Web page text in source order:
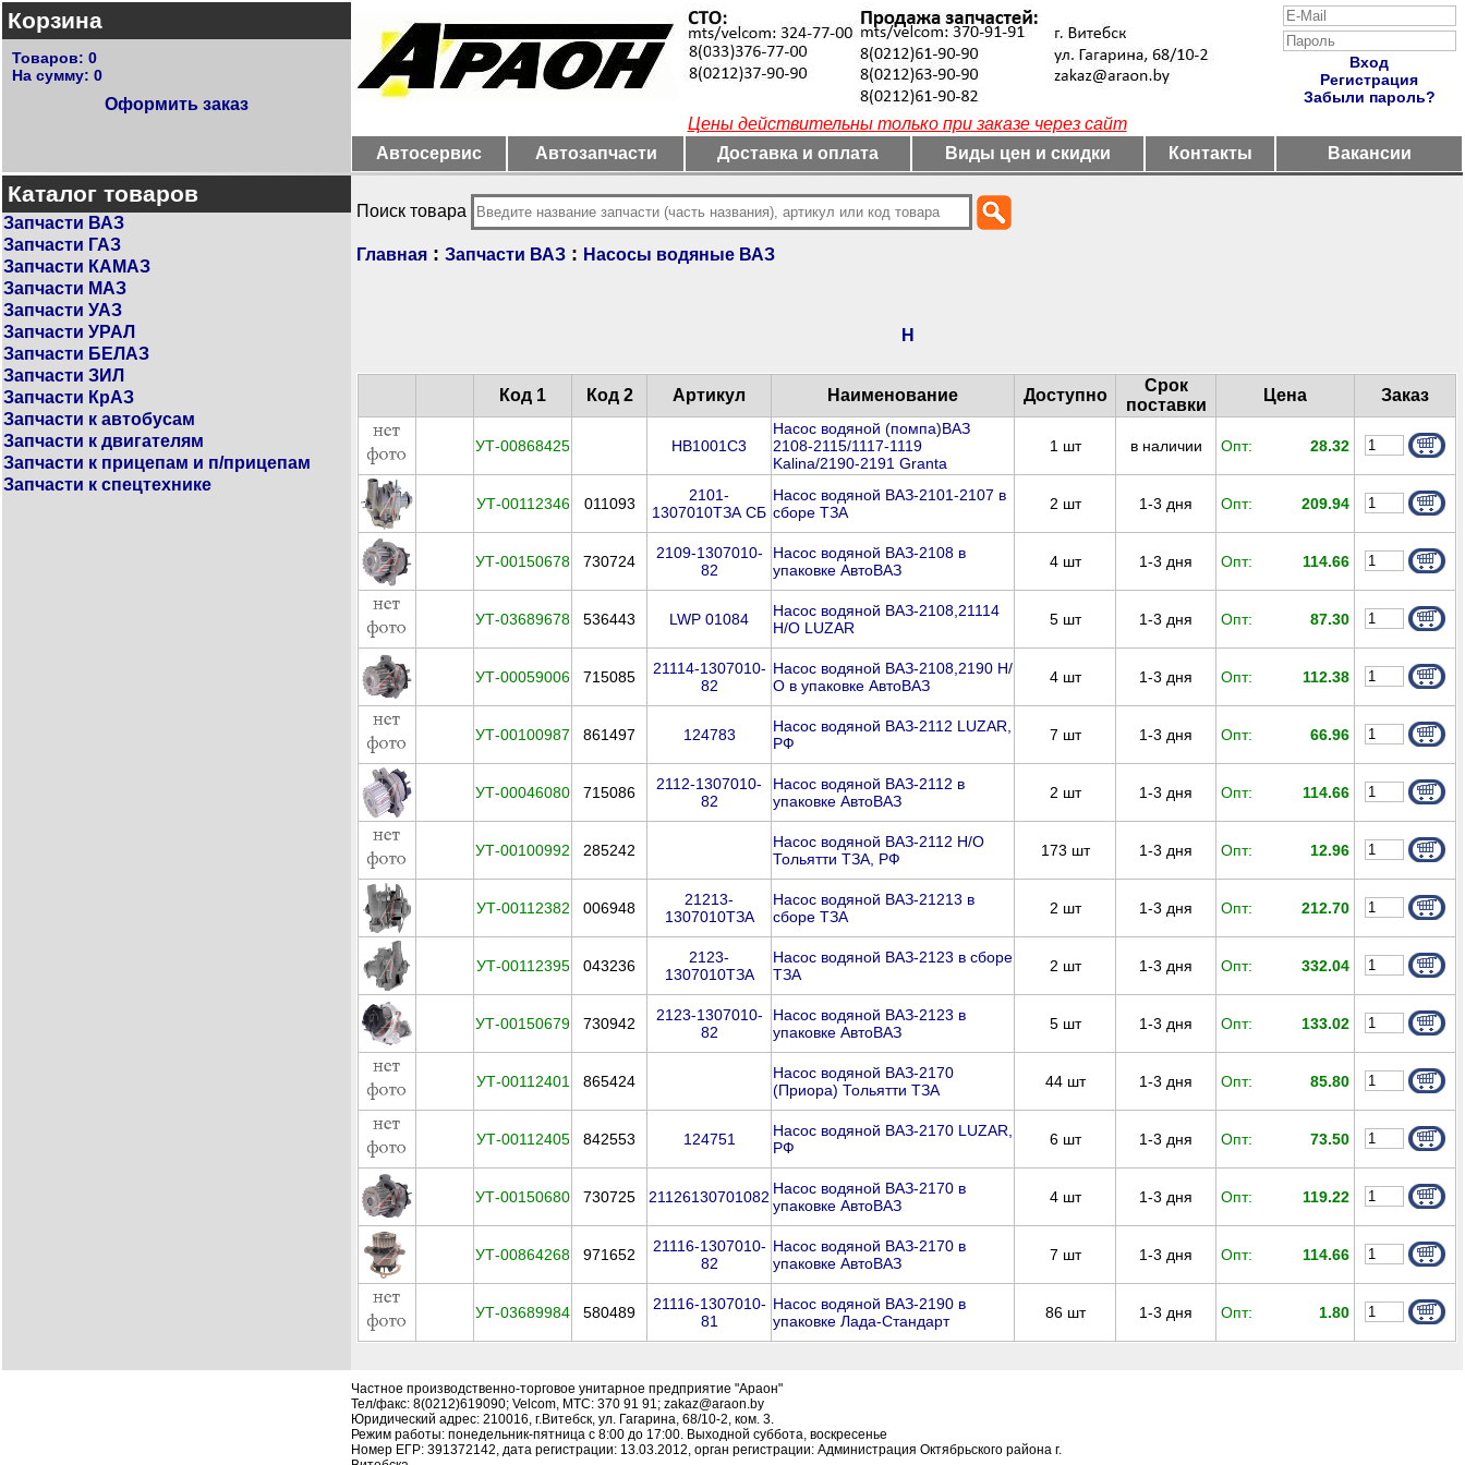
Корзина
Товаров: 0
На сумму: 0
Оформить заказ
Вход
Регистрация
Забыли пароль?
Цены действительны только при заказе через сайт
Автосервис
Автозапчасти Доставка и оплата Виды цен и скидки Контакты Вакансии
Каталог товаров
Запчасти ВАЗ
Запчасти ГАЗ
Запчасти КАМАЗ
Запчасти МАЗ
Запчасти УАЗ
Запчасти УРАЛ
Запчасти БЕЛАЗ
Запчасти ЗИЛ
Запчасти КрАЗ
Запчасти к автобусам
Запчасти к двигателям
Запчасти к прицепам и п/прицепам
Запчасти к спецтехнике
Поиск товара
Главная : Запчасти ВАЗ : Насосы водяные ВАЗ
Н
Код 1 Код 2 Артикул Наименование Доступно
Срок
поставки
Цена Заказ
УТ-00868425 HB1001C3
Насос водяной (помпа)ВАЗ
2108-2115/1117-1119
Kalina/2190-2191 Granta
1 шт в наличии Опт: 28.32
УТ-00112346 011093
2101-
1307010ТЗА СБ
Насос водяной ВАЗ-2101-2107 в
сборе ТЗА
2 шт 1-3 дня Опт: 209.94
УТ-00150678 730724
2109-1307010-
82
Насос водяной ВАЗ-2108 в
упаковке АвтоВАЗ
4шт 1-3 дня Опт: 114.66
УТ-03689678 536443 LWP 01084
Насос водяной ВАЗ-2108,21114
Н/О LUZAR
5шт 1-3 дня Опт: 87.30
УТ-00059006 715085
21114-1307010-
82
Насос водяной ВАЗ-2108,2190 Н/
О в упаковке АвтоВАЗ
4шт 1-3 дня Опт: 112.38
УТ-00100987 861497 124783
Насос водяной ВАЗ-2112 LUZAR,
РФ
7 шт 1-3 дня Опт: 66.96
УТ-00046080 715086
2112-1307010-
82
Насос водяной ВАЗ-2112 в
упаковке АвтоВАЗ
2 шт 1-3 дня Опт: 114.66
УТ-00100992 285242
Насос водяной ВАЗ-2112 Н/О
Тольятти ТЗА, РФ
173 шт 1-3 дня Опт: 12.96
УТ-00112382 006948
21213-
1307010ТЗА
Насос водяной ВАЗ-21213 в
сборе ТЗА
2 шт 1-3 дня Опт: 212.70
УТ-00112395 043236
2123-
1307010ТЗА
Насос водяной ВАЗ-2123 в сборе
ТЗА
2 шт 1-3 дня Опт: 332.04
УТ-00150679 730942
2123-1307010-
82
Насос водяной ВАЗ-2123 в
упаковке АвтоВАЗ
5шт 1-3 дня Опт: 133.02
УТ-00112401 865424
Насос водяной ВАЗ-2170
(Приора) Тольятти ТЗА
44шт 1-3 дня Опт: 85.80
УТ-00112405 842553 124751
Насос водяной ВАЗ-2170 LUZAR,
РФ
6шт 1-3 дня Опт: 73.50
УТ-00150680 730725 21126130701082
Насос водяной ВАЗ-2170 в
упаковке АвтоВАЗ
4шт 1-3 дня Опт: 119.22
УТ-00864268 971652
21116-1307010-
82
Насос водяной ВАЗ-2170 в
упаковке АвтоВАЗ
7 шт 1-3 дня Опт: 114.66
УТ-03689984 580489
21116-1307010-
81
Насос водяной ВАЗ-2190 в
упаковке Лада-Стандарт
86шт 1-3 дня Опт: 1.80
Частное производственно-торговое унитарное предприятие "Араон"
Тел/факс: 8(0212)619090; Velcom, МТС: 370 91 91; zakaz@araon.by
Юридический адрес: 210016, г.Витебск, ул. Гагарина, 68/10-2, ком. 3.
Режим работы: понедельник-пятница с 8:00 до 17:00. Выходной суббота, воскресенье
Номер ЕГР: 391372142, дата регистрации: 13.03.2012, орган регистрации: Администрация Октябрьского района г.